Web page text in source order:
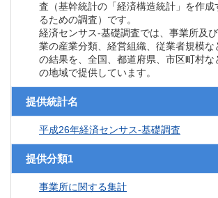
査（基幹統計の「経済構造統計」を作成
るための調査）です。
経済センサス‐基礎調査では、事業所及
業の産業分類、経営組織、従業者規模な
の結果を、全国、都道府県、市区町村な
の地域で提供しています。
提供統計名
平成26年経済センサス‐基礎調査
提供分類1
事業所に関する集計